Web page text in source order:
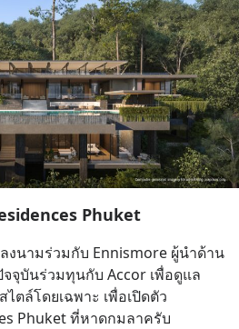
Phuket
งนามร่วมกับ Ennismore ผู้นำด้าน
จุบันร่วมทุนกับ Accor เพื่อดูแล
ตล์โดยเฉพาะ เพื่อเปิดตัว
Phuket ที่หาดกมลาครับ